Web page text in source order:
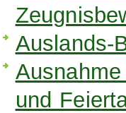
Auslands-
und